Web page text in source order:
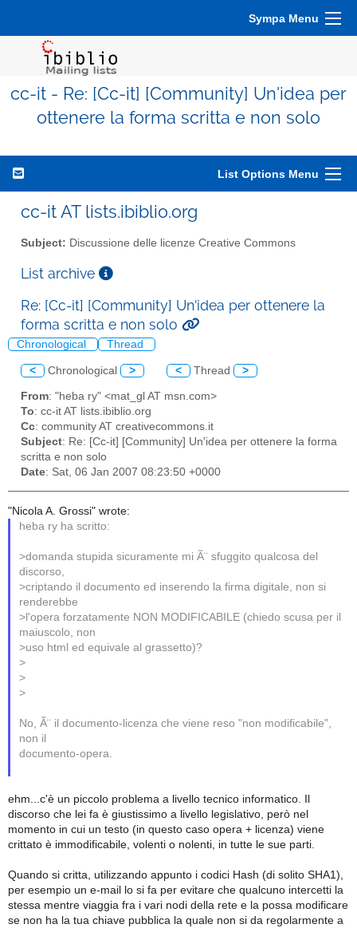
Sympa Menu
cc-it - Re: [Cc-it] [Community] Un'idea per
ottenere la forma scritta e non solo
List Options Menu
cc-it AT lists.ibiblio.org
Subject: Discussione delle licenze Creative Commons
List archive
Re: [Cc-it] [Community] Un'idea per ottenere la
forma scritta e non solo
Chronological Thread
< Chronological > < Thread >
From: "heba ry" <mat_gl AT msn.com>
To: cc-it AT lists.ibiblio.org
Cc: community AT creativecommons.it
Subject: Re: [Cc-it] [Community] Un'idea per ottenere la forma
scritta e non solo
Date: Sat, 06 Jan 2007 08:23:50 +0000
"Nicola A. Grossi" wrote:
heba ry ha scritto:
>domanda stupida sicuramente mi Ã¨ sfuggito qualcosa del
discorso,
>criptando il documento ed inserendo la firma digitale, non si
renderebbe
>l'opera forzatamente NON MODIFICABILE (chiedo scusa per il
maiuscolo, non
>uso html ed equivale al grassetto)?
>
>
>
No, Ã¨ il documento-licenza che viene reso "non modificabile",
non il
documento-opera.
ehm...c'è un piccolo problema a livello tecnico informatico. Il
discorso che lei fa è giustissimo a livello legislativo, però nel
momento in cui un testo (in questo caso opera + licenza) viene
crittato è immodificabile, volenti o nolenti, in tutte le sue parti.
Quando si critta, utilizzando appunto i codici Hash (di solito SHA1),
per esempio un e-mail lo si fa per evitare che qualcuno intercetti la
stessa mentre viaggia fra i vari nodi della rete e la possa modificare
se non ha la tua chiave pubblica la quale non si da regolarmente a